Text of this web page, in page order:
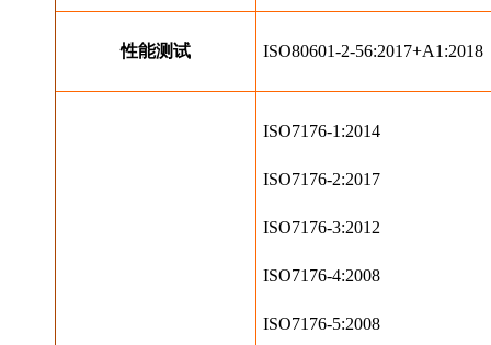
性能测试 ISO80601-2-56:2017+A1:2018
ISO7176-1:2014
ISO7176-2:2017
ISO7176-3:2012
ISO7176-4:2008
ISO7176-5:2008